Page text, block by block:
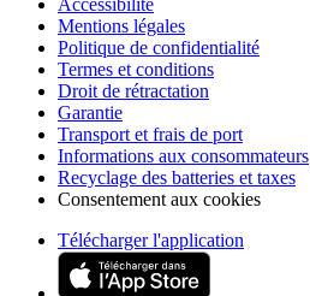
Accessibilité
Mentions légales
Politique de confidentialité
Termes et conditions
Droit de rétractation
Garantie
Transport et frais de port
Informations aux consommateurs
Recyclage des batteries et taxes
Consentement aux cookies
Télécharger l'application